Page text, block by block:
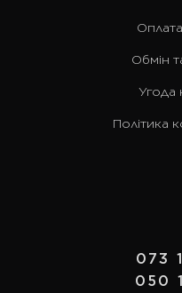
Обмін
Угода
Політика
073
050